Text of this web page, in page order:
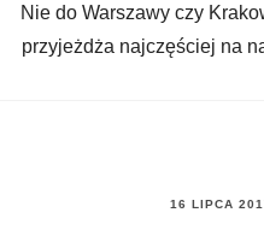
Nie do Warszawy czy
przyjeżdża najczęściej na
16 LIPCA